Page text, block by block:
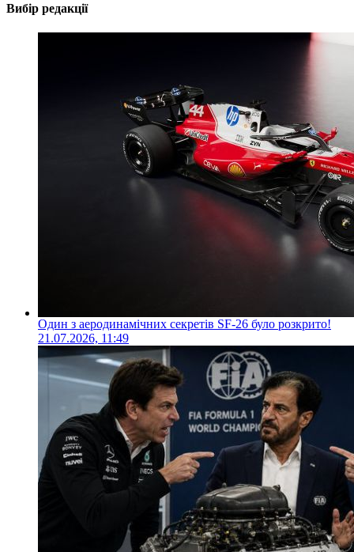
Вибір редакції
Один з аеродинамічних секретів SF-26 було розкрито!
21.07.2026, 11:49